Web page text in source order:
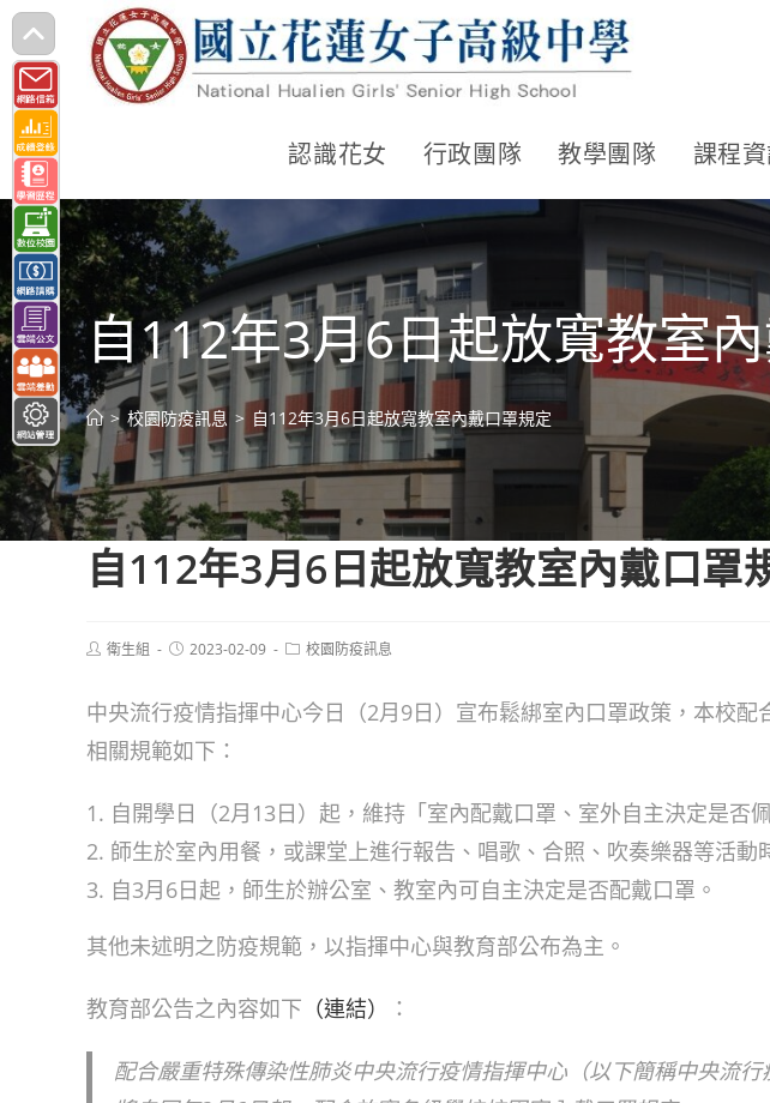
跳
轉
至
主
要
內
容
認識花女 行政團隊 教學團隊 課程
自112年3月6日起放寬教室
> 校園防疫訊息 > 自112年3月6日起放寬教室內戴口罩規定
自112年3月6日起放寬教室內戴口罩
Post衛生組
Post2023-02-09
Post校園防疫訊息
中央流行疫情指揮中心今日（2月9日）宣布鬆綁室內口罩政策，本校
相關規範如下：
自開學日（2月13日）起，維持「室內配戴口罩、室外自主決定是否
師生於室內用餐，或課堂上進行報告、唱歌、合照、吹奏樂器等活動
自3月6日起，師生於辦公室、教室內可自主決定是否配戴口罩。
其他未述明之防疫規範，以指揮中心與教育部公布為主。
教育部公告之內容如下 （連結） ：
配合嚴重特殊傳染性肺炎中央流行疫情指揮中心（以下簡稱中央流